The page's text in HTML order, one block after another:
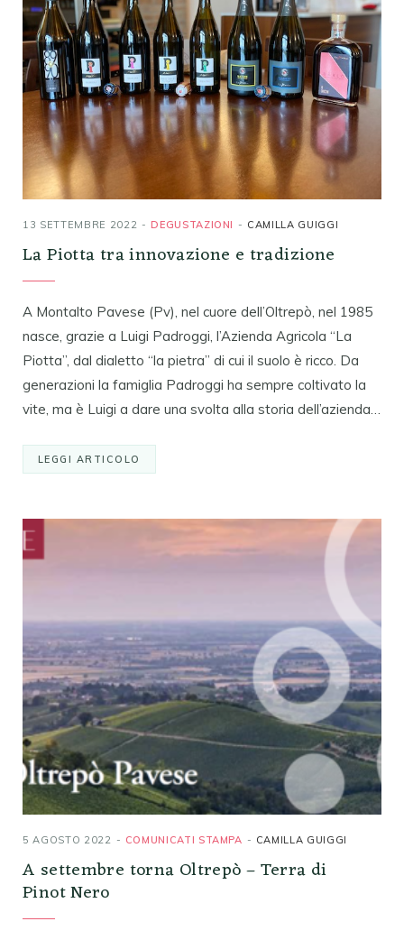
13 SETTEMBRE 2022 DEGUSTAZIONI CAMILLA GUIGGI
La Piotta tra innovazione e tradizione
A Montalto Pavese (Pv), nel cuore dell’Oltrepò, nel 1985
nasce, grazie a Luigi Padroggi, l’Azienda Agricola “La
Piotta”, dal dialetto “la pietra” di cui il suolo è ricco. Da
generazioni la famiglia Padroggi ha sempre coltivato la
vite, ma è Luigi a dare una svolta alla storia dell’azienda…
LEGGI ARTICOLO
5 AGOSTO 2022 COMUNICATI STAMPA CAMILLA GUIGGI
A settembre torna Oltrepò – Terra di
Pinot Nero